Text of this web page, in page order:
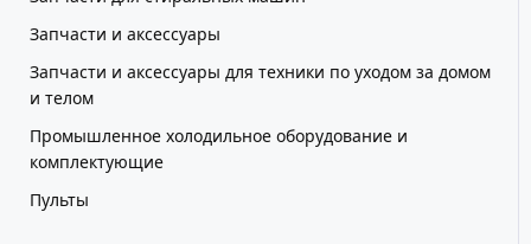
Запчасти и аксессуары
Запчасти и аксессуары для техники по уходом за домом
и телом
Промышленное холодильное оборудование и
комплектующие
Пульты